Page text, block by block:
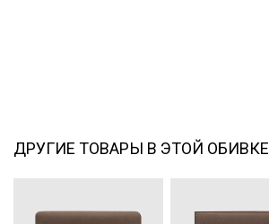
ДРУГИЕ ТОВАРЫ В ЭТОЙ ОБИВКЕ